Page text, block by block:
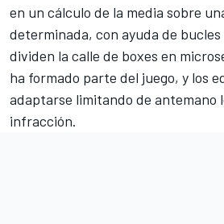
en un cálculo de la media sobre
determinada, con ayuda de
dividen la calle de boxes en
ha formado parte del juego, y los
adaptarse limitando de antemano
infracción.